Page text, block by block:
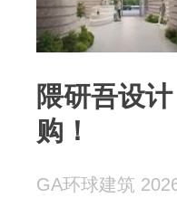
隈研吾设
购！
GA环球建筑